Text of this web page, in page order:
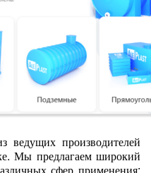
производителей
Мы предлагаем широкий